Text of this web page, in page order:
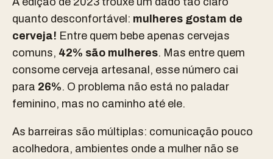
quanto desconfortável: mulheres gostam de
cerveja! Entre quem bebe apenas cervejas
comuns, 42% são mulheres. Mas entre quem
consome cerveja artesanal, esse número cai
para 26%. O problema não está no paladar
feminino, mas no caminho até ele.
As barreiras são múltiplas: comunicação pouco
acolhedora, ambientes onde a mulher não se